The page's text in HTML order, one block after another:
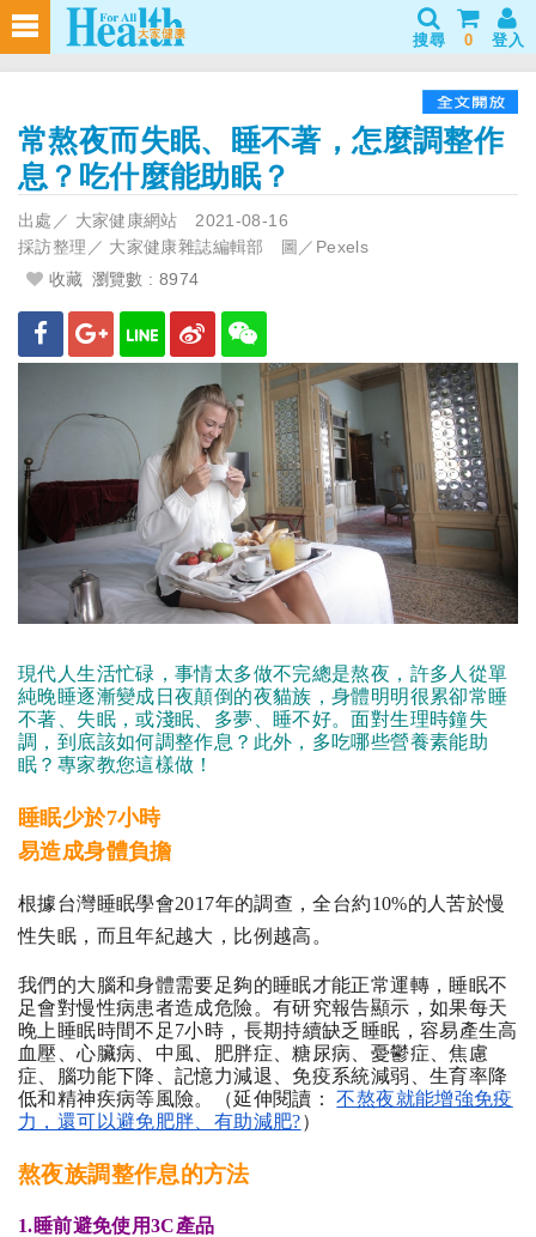
搜尋 0 登入
常熬夜而失眠、睡不著，怎麼調整作
息？吃什麼能助眠？
出處／ 大家健康網站 2021-08-16
採訪整理／ 大家健康雜誌編輯部 圖／Pexels
收藏 瀏覽數 : 8974
現代人生活忙碌，事情太多做不完總是熬夜，許多人從單
純晚睡逐漸變成日夜顛倒的夜貓族，身體明明很累卻常睡
不著、失眠，或淺眠、多夢、睡不好。面對生理時鐘失
調，到底該如何調整作息？此外，多吃哪些營養素能助
眠？專家教您這樣做！
睡眠少於7小時
易造成身體負擔
根據台灣睡眠學會2017年的調查，全台約10%的人苦於慢
性失眠，而且年紀越大，比例越高。
我們的大腦和身體需要足夠的睡眠才能正常運轉，睡眠不
足會對慢性病患者造成危險。有研究報告顯示，如果每天
晚上睡眠時間不足7小時，長期持續缺乏睡眠，容易產生高
血壓、心臟病、中風、肥胖症、糖尿病、憂鬱症、焦慮
症、腦功能下降、記憶力減退、免疫系統減弱、生育率降
低和精神疾病等風險。（延伸閱讀： 不熬夜就能增強免疫
力，還可以避免肥胖、有助減肥?）
熬夜族調整作息的方法
1.睡前避免使用3C產品